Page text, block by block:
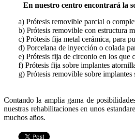
En nuestro centro encontrará la
a) Prótesis removible parcial o
b) Prótesis removible con estructura
c) Prótesis fija metal cerámica, para
d) Porcelana de inyección o colada
e) Prótesis fija de circonio en los que
f) Prótesis fija sobre implantes
g) Prótesis removible sobre
Contando la amplia gama de
nuestras rehabilitaciones en unos
muchos años.